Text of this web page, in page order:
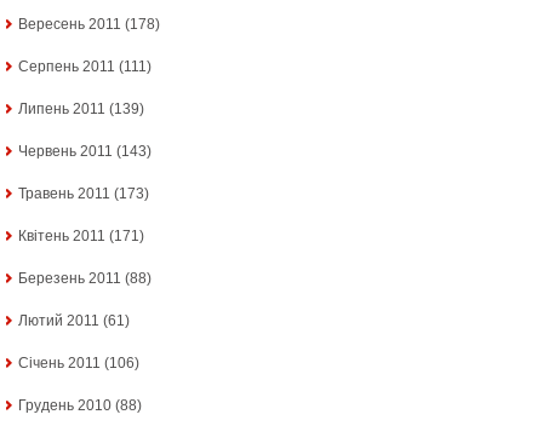
Вересень 2011 (178)
Серпень 2011 (111)
Липень 2011 (139)
Червень 2011 (143)
Травень 2011 (173)
Квітень 2011 (171)
Березень 2011 (88)
Лютий 2011 (61)
Січень 2011 (106)
Грудень 2010 (88)